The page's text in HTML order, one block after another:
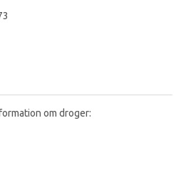
om droger: